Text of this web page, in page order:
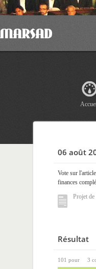
06 août
Vote sur
finances
Projet de
Résultat
101 pour 3